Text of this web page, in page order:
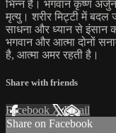
भिन्न है। भगवान कृष्ण
मृत्यु। शरीर मिट्टी में बदल
साधना और ध्यान से इंसान
भगवान और आत्मा दोनों
है, आत्मा अमर रहती है।
Share with friends
Facebook XEmail
Share on Facebook